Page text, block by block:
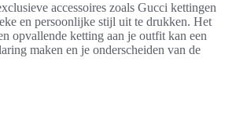
accessoires zoals Gucci kettingen
en persoonlijke stijl uit te drukken. Het
opvallende ketting aan je outfit kan een
maken en je onderscheiden van de